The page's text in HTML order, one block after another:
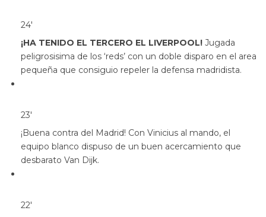
24′
¡HA TENIDO EL TERCERO EL LIVERPOOL! Jugada
peligrosisima de los ‘reds’ con un doble disparo en el area
pequeña que consiguio repeler la defensa madridista.
23′
¡Buena contra del Madrid! Con Vinicius al mando, el
equipo blanco dispuso de un buen acercamiento que
desbarato Van Dijk.
22′